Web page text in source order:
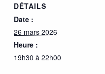
DÉTAILS
Date :
26 mars 2026
Heure :
19h30 à 22h00